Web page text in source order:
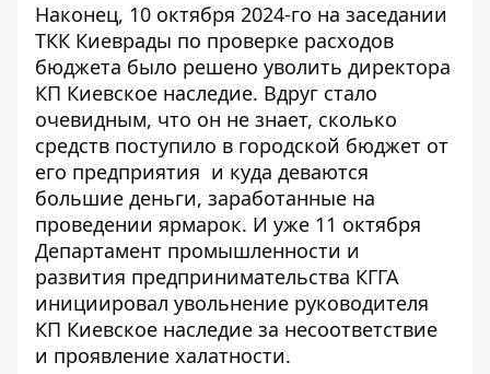
Наконец, 10 октября 2024-го на заседании
ТКК Киеврады по проверке расходов
бюджета было решено уволить директора
КП Киевское наследие. Вдруг стало
очевидным, что он не знает, сколько
средств поступило в городской бюджет от
его предприятия и куда деваются
большие деньги, заработанные на
проведении ярмарок. И уже 11 октября
Департамент промышленности и
развития предпринимательства КГГА
инициировал увольнение руководителя
КП Киевское наследие за несоответствие
и проявление халатности.